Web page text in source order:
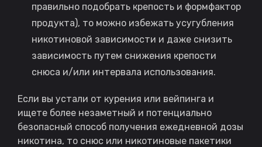
правильно подобрать крепость и формфактор
продукта), то можно избежать усугубления
никотиновой зависимости и даже снизить
зависимость путем снижения крепости
снюса и/или интервала использования.
Если вы устали от курения или вейпинга и
ищете более незаметный и потенциально
безопасный способ получения ежедневной дозы
никотина, то снюс или никотиновые пакетики